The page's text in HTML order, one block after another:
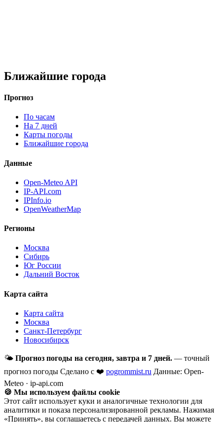
Ближайшие города
Прогноз
По часам
На 7 дней
Карты погоды
Ближайшие города
Данные
Open-Meteo API
IP-API.com
IPInfo.io
OpenWeatherMap
Регионы
Москва
Сибирь
Юг России
Дальний Восток
Карта сайта
Карта сайта
Москва
Санкт-Петербург
Новосибирск
🌤 Прогноз погоды на сегодня, завтра и 7 дней. — точный
прогноз погоды Сделано с ❤️ pogrommist.ru Данные: Open-
Meteo · ip-api.com
🍪 Мы используем файлы cookie
Этот сайт использует куки и аналогичные технологии для
аналитики и показа персонализированной рекламы. Нажимая
«Принять», вы соглашаетесь с передачей данных. Вы можете